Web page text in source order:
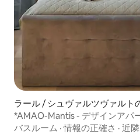
ラール / シュヴァルツヴァルト
アパート
*AMAO-Mantis - デザインアパ
バスルーム ·情報の正確さ · 近隣